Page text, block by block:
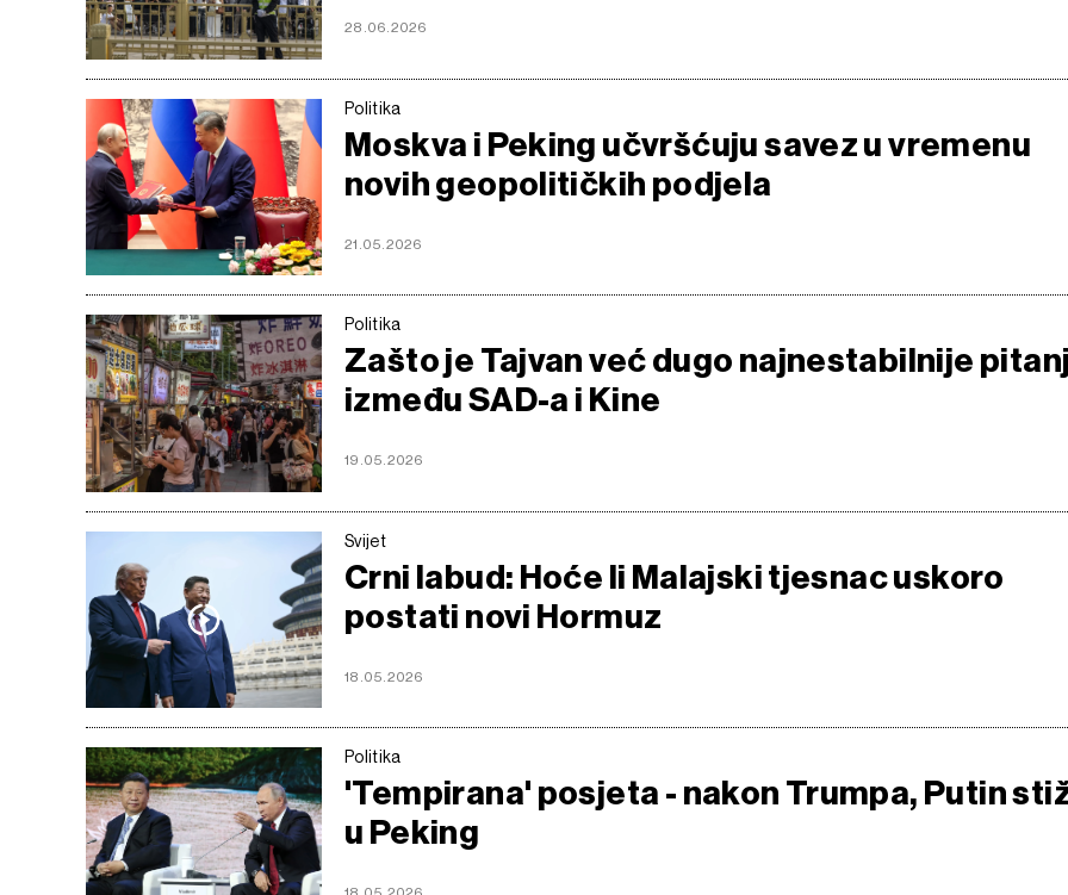
28.06.2026
Politika
Moskva i Peking učvršćuju savez u vremenu
novih geopolitičkih podjela
21.05.2026
Politika
Zašto je Tajvan već dugo najnestabilnije
između SAD-a i Kine
19.05.2026
Svijet
Crni labud: Hoće li Malajski tjesnac uskoro
postati novi Hormuz
18.05.2026
Politika
'Tempirana' posjeta - nakon Trumpa, Putin
u Peking